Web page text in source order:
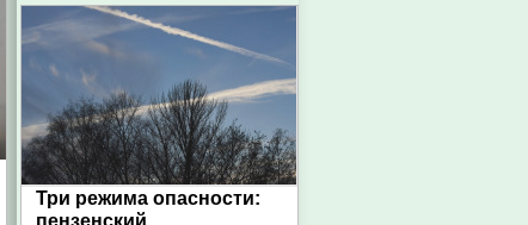
Три режима опасности:
пензенский